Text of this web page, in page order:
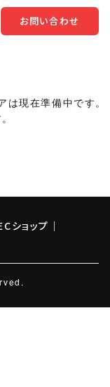
お問い合わせ
現在準備中です。
ショップ ｜